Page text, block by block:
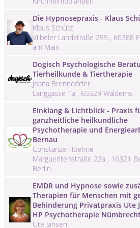
Die Hypnosepraxis - Klaus
Klaus Schütz
Vilbeler Landstraße 255 , 60388
am Main
Dogisch Psychologische
Tierheilkunde & Tiertherapie
Joana Brenndörfer
Langgasse 1a , 65529 Waldems
Einklang & Lichtblick - Praxis
ganzheitliche heilkundliche
Psychotherapie und
Bernau
Constanze Hoehne
Margueritenstraße 22a , 16321
Berlin
EMDR und Hypnose sowie
Therapien für Menschen mit
Behinderung Privatpraxis Ute
HP Psychotherapie Nümbrecht
Ute Jansen